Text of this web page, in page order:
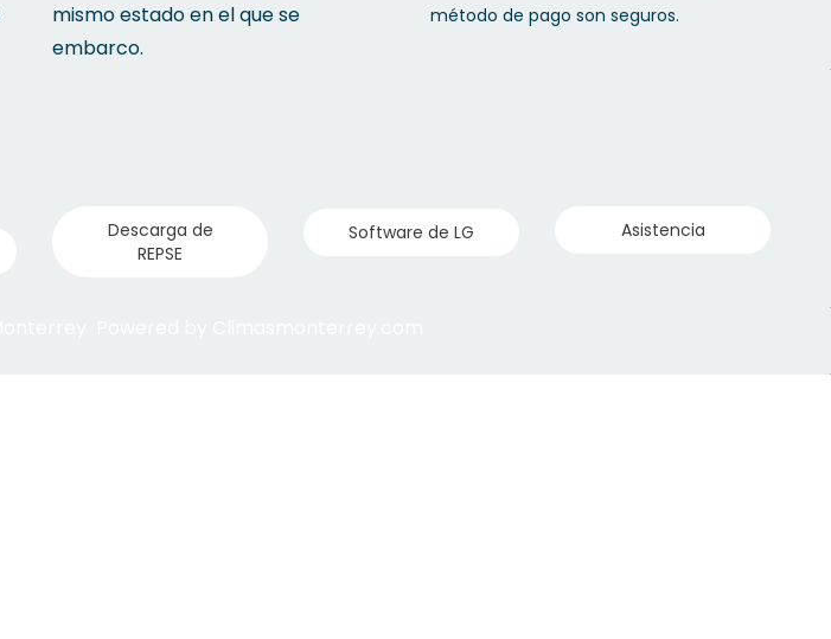
mismo estado en el que se
embarco.
método de pago son seguros.
Descarga de
REPSE
Software de LG Asistencia